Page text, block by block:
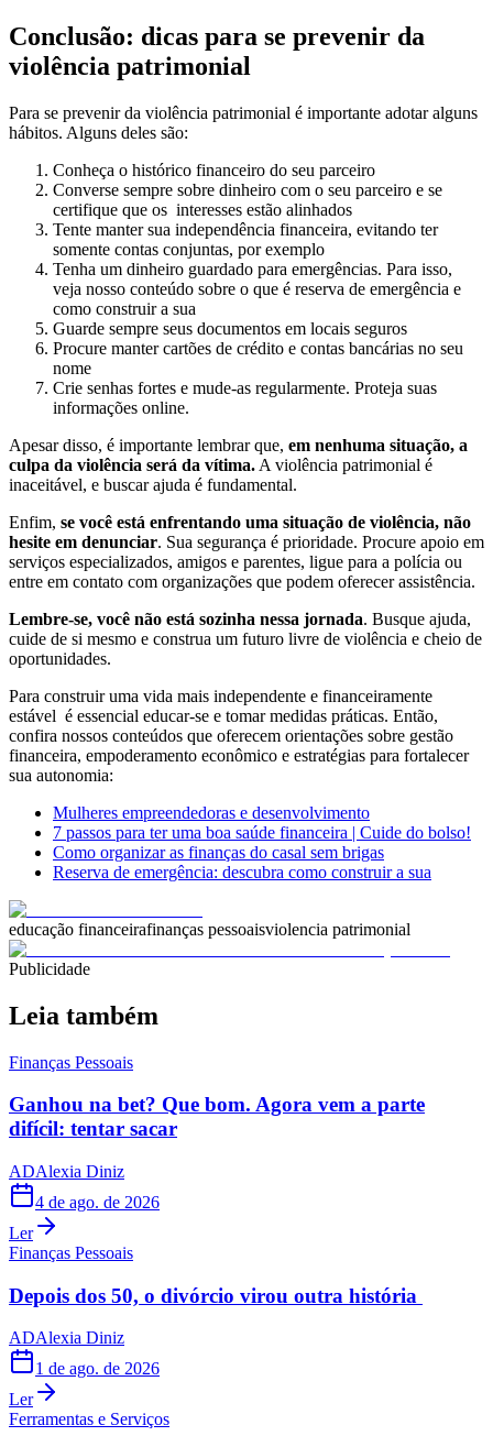
Conclusão: dicas para se prevenir da
violência patrimonial
Para se prevenir da violência patrimonial é importante adotar alguns
hábitos. Alguns deles são:
Conheça o histórico financeiro do seu parceiro
Converse sempre sobre dinheiro com o seu parceiro e se
certifique que os interesses estão alinhados
Tente manter sua independência financeira, evitando ter
somente contas conjuntas, por exemplo
Tenha um dinheiro guardado para emergências. Para isso,
veja nosso conteúdo sobre o que é reserva de emergência e
como construir a sua
Guarde sempre seus documentos em locais seguros
Procure manter cartões de crédito e contas bancárias no seu
nome
Crie senhas fortes e mude-as regularmente. Proteja suas
informações online.
Apesar disso, é importante lembrar que, em nenhuma situação, a
culpa da violência será da vítima. A violência patrimonial é
inaceitável, e buscar ajuda é fundamental.
Enfim, se você está enfrentando uma situação de violência, não
hesite em denunciar. Sua segurança é prioridade. Procure apoio em
serviços especializados, amigos e parentes, ligue para a polícia ou
entre em contato com organizações que podem oferecer assistência.
Lembre-se, você não está sozinha nessa jornada. Busque ajuda,
cuide de si mesmo e construa um futuro livre de violência e cheio de
oportunidades.
Para construir uma vida mais independente e financeiramente
estável é essencial educar-se e tomar medidas práticas. Então,
confira nossos conteúdos que oferecem orientações sobre gestão
financeira, empoderamento econômico e estratégias para fortalecer
sua autonomia:
Mulheres empreendedoras e desenvolvimento
7 passos para ter uma boa saúde financeira | Cuide do bolso!
Como organizar as finanças do casal sem brigas
Reserva de emergência: descubra como construir a sua
educação financeirafinanças pessoaisviolencia patrimonial
Publicidade
Leia também
Finanças Pessoais
Ganhou na bet? Que bom. Agora vem a parte
difícil: tentar sacar
ADAlexia Diniz
4 de ago. de 2026
Ler
Finanças Pessoais
Depois dos 50, o divórcio virou outra história
ADAlexia Diniz
1 de ago. de 2026
Ler
Ferramentas e Serviços